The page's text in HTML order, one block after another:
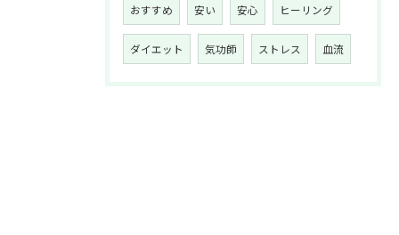
おすすめ 安い 安心 ヒーリング
ダイエット 気功師 ストレス 血流